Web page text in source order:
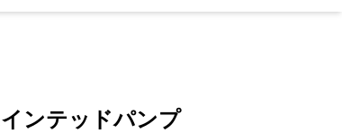
ンテッドパンプ